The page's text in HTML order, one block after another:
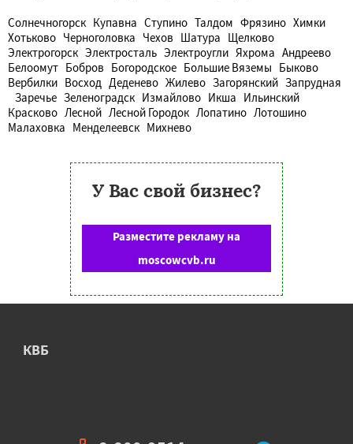
Солнечногорск Купавна Ступино Талдом Фрязино Химки
Хотьково Черноголовка Чехов Шатура Щелково
Электрогорск Электросталь Электроугли Яхрома Андреево
Белоомут Бобров Богородское Большие Вяземы Быково
Вербилки Восход Деденево Жилево Загорянский Запрудная
Заречье Зеленоградск Измайлово Икша Ильинский
Красково Лесной Лесной Городок Лопатино Лотошино
Малаховка Менделеевск Михнево
У Вас свой бизнес?
Разместите рекламу на
moscowcvb.ru
КВБ